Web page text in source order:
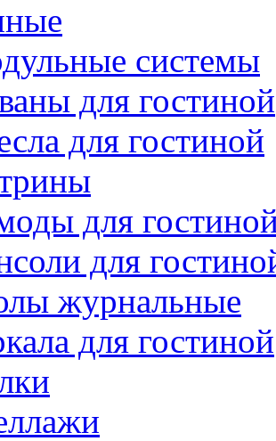
системы
для гостиной
для гостиной
для
для
журнальные
для гостиной